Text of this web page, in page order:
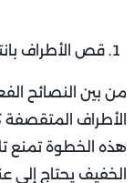
قص الأطراف
من بين النصائح
الأطراف المتقصفة كل 6 إلى 8
هذه الخطوة تمنع
الخفيف يحتاج إلى